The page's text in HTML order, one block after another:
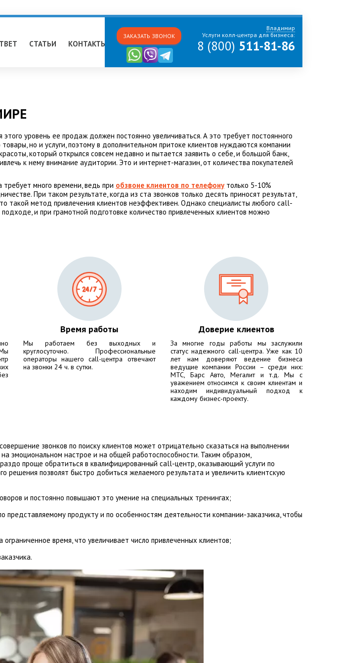
СТАТЬИ КОНТАКТЫ
ЗАКАЗАТЬ ЗВОНОК
Владимир
Услуги колл-центра для бизнеса:
8 (800) 511-81-86
уровень ее продаж должен постоянно увеличиваться. А это требует постоянного
но и услуги, поэтому в дополнительном притоке клиентов нуждаются компании
который открылся совсем недавно и пытается заявить о себе, и большой банк,
к нему внимание аудитории. Это и интернет-магазин, от количества покупателей
требует много времени, ведь при обзвоне клиентов по телефонутолько 5-10%
При таком результате, когда из ста звонков только десять приносят результат,
такой метод привлечения клиентов неэффективен. Однако специалисты любого call-
и при грамотной подготовке количество привлеченных клиентов можно
Время работы
Мы работаем без выходных и
круглосуточно. Профессиональные
операторы нашего call-центра отвечают
на звонки 24 ч. в сутки.
Доверие клиентов
За многие годы работы мы заслужили
статус надежного call-центра. Уже как 10
лет нам доверяют ведение бизнеса
ведущие компании России – среди них:
МТС, Барс Авто, Мегалити т.д. Мы с
уважением относимся к своим клиентам и
находим индивидуальный подход к
каждому бизнес-проекту.
звонков по поиску клиентов может отрицательно сказаться на выполнении
эмоциональном настрое и на общей работоспособности. Таким образом,
проще обратиться в квалифицированный call-центр, оказывающий услуги по
позволят быстро добиться желаемого результата и увеличить клиентскую
и постоянно повышают это умение на специальных тренингах;
продукту и по особенностям деятельности компании-заказчика, чтобы
время, что увеличивает число привлеченных клиентов;